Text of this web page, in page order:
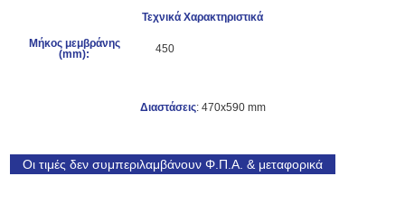
Τεχνικά Χαρακτηριστικά
Μήκος μεμβράνης
(mm):
450
Διαστάσεις: 470x590 mm
Οι τιμές δεν συμπεριλαμβάνουν Φ.Π.Α. & μεταφορικά